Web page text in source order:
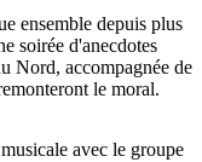
ensemble depuis plus
soirée d'anecdotes
Nord, accompagnée de
le moral.
avec le groupe